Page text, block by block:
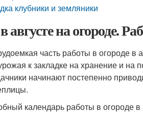
клубники и земляники
августе на огороде.
часть работы в огороде в
к закладке на хранение и на
начинают постепенно
календарь работы в огороде